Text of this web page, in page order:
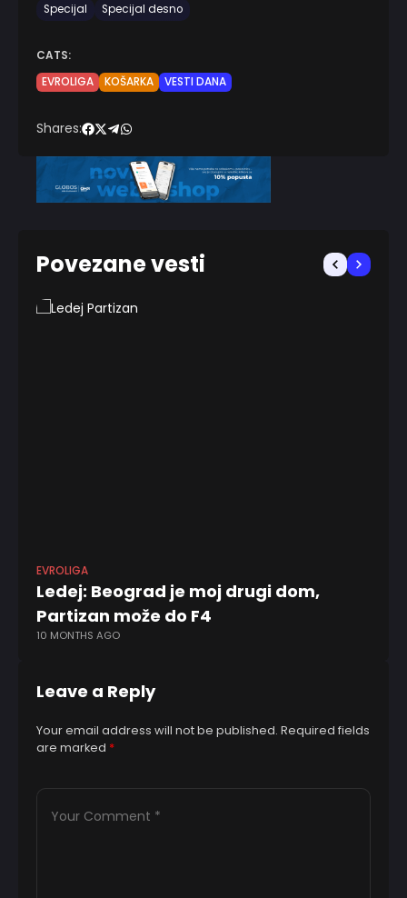
Specijal Specijal desno
CATS:
EVROLIGA
KOŠARKA VESTI DANA
Shares:
Povezane vesti
EVROLIGA
Ledej: Beograd je moj drugi dom,
Partizan može do F4
10 MONTHS AGO
Leave a Reply
Your email address will not be published. Required fields
are marked *